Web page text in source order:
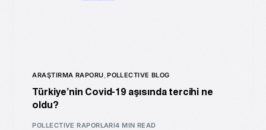
ARAŞTIRMA RAPORU,POLLECTIVE BLOG
Türkiye’nin Covid-19 aşısında tercihi ne
oldu?
POLLECTIVE RAPORLARI4 MIN READ